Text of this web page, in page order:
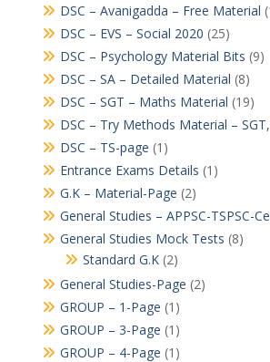
DSC – Avanigadda – Free Material
DSC – EVS – Social 2020 (25)
DSC – Psychology Material Bits (9)
DSC – SA – Detailed Material (8)
DSC – SGT – Maths Material (19)
DSC – Try Methods Material –
DSC – TS-page (1)
Entrance Exams Details (1)
G.K – Material-Page (2)
General Studies – APPSC-TSPSC-
General Studies Mock Tests (8)
Standard G.K(2)
General Studies-Page (2)
GROUP – 1-Page (1)
GROUP – 3-Page (1)
GROUP – 4-Page (1)